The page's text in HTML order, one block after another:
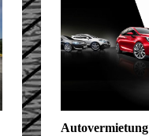
Autovermietung